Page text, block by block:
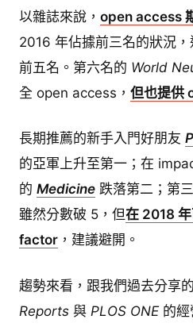
以雜誌來說， open access
2016 年佔據前三名的狀況
前五名。第六名的 World
全 open access， 但也提供
長期推薦的新手入門好朋友
的亞軍上升至第一；在
的 Medicine 跌落第二；第
雖然分數破 5，但在 2018
factor ，建議避開。
趨勢來看，跟我們過去分享
Reports 與 PLOS ONE 的